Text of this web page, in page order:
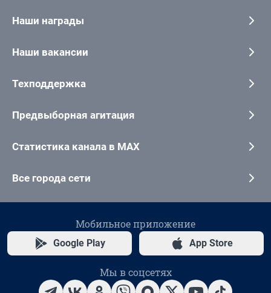
Наши награды
Наши вакансии
Техподдержка
Предвыборная агитация
Статистика канала в MAX
Все города сети
Мобильное приложение
Google Play App Store
Мы в соцсетях